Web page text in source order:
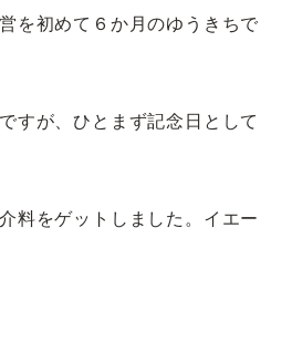
を初めて６か月のゆうきちで
すが、ひとまず記念日として
料をゲットしました。イエー